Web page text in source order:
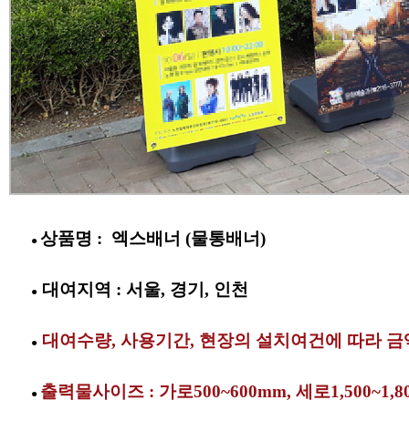
● 상품명 : 엑스배너 (물통배너)
● 대여지역 : 서울, 경기, 인천
● 대여수량, 사용기간, 현장의 설치여건에 따라
● 출력물사이즈 : 가로500~600mm, 세로